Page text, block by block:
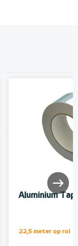
Aluminium
22,5 meter op rol